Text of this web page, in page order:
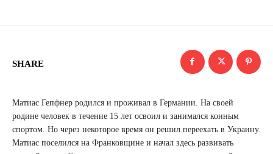
SHARE
Матиас Гепфнер родился и проживал в Германии. На своей
родине человек в течение 15 лет освоил и занимался конным
спортом. Но через некоторое время он решил переехать в Украину.
Матиас поселился на Франковщине и начал здесь развивать